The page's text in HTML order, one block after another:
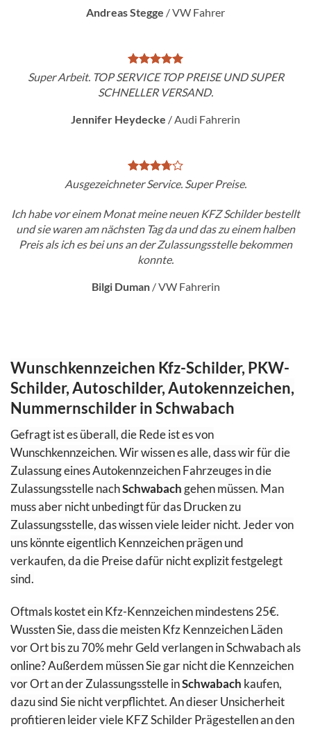
Andreas Stegge /VW Fahrer
Super Arbeit. TOP SERVICE TOP PREISE UND SUPER
SCHNELLER VERSAND.
Jennifer Heydecke / Audi Fahrerin
Ausgezeichneter Service. Super Preise.
Ich habe vor einem Monat meine neuen KFZ Schilder bestellt
und sie waren am nächsten Tag da und das zu einem halben
Preis als ich es bei uns an der Zulassungsstelle bekommen
konnte.
Bilgi Duman /VW Fahrerin
Wunschkennzeichen Kfz-Schilder, PKW-
Schilder, Autoschilder, Autokennzeichen,
Nummernschilder in Schwabach
Gefragt ist es überall, die Rede ist es von
Wunschkennzeichen. Wir wissen es alle, dass wir für die
Zulassung eines Autokennzeichen Fahrzeuges in die
Zulassungsstelle nachSchwabach gehen müssen. Man
muss aber nicht unbedingt für das Drucken zu
Zulassungsstelle, das wissen viele leider nicht. Jeder von
uns könnte eigentlich Kennzeichen prägen und
verkaufen, da die Preise dafür nicht explizit festgelegt
sind.
Oftmals kostet ein Kfz-Kennzeichen mindestens 25€.
Wussten Sie, dass die meisten Kfz Kennzeichen Läden
vor Ort bis zu 70% mehr Geldverlangen inSchwabach als
online? Außerdem müssen Sie gar nicht die Kennzeichen
vor Ort an der Zulassungsstelle inSchwabach kaufen,
dazu sind Sie nicht verpflichtet. An dieser Unsicherheit
profitieren leider viele KFZ Schilder Prägestellen an den